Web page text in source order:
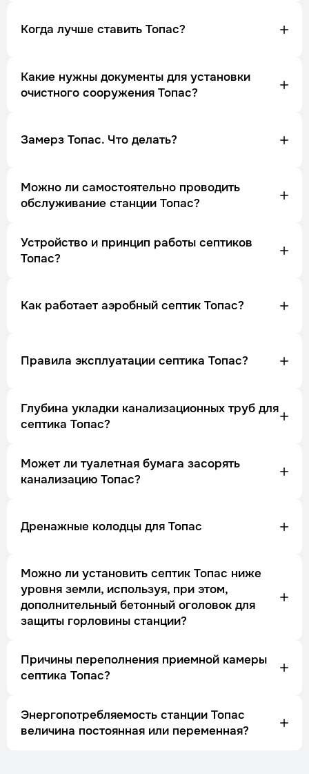
Когда лучше ставить Топас?
Какие нужны документы для установки
очистного сооружения Топас?
Замерз Топас. Что делать?
Можно ли самостоятельно проводить
обслуживание станции Топас?
Устройство и принцип работы септиков
Топас?
Как работает аэробный септик Топас?
Правила эксплуатации септика Топас?
Глубина укладки канализационных труб для
септика Топас?
Может ли туалетная бумага засорять
канализацию Топас?
Дренажные колодцы для Топас
Можно ли установить септик Топас ниже
уровня земли, используя, при этом,
дополнительный бетонный оголовок для
защиты горловины станции?
Причины переполнения приемной камеры
септика Топас?
Энергопотребляемость станции Топас
величина постоянная или переменная?